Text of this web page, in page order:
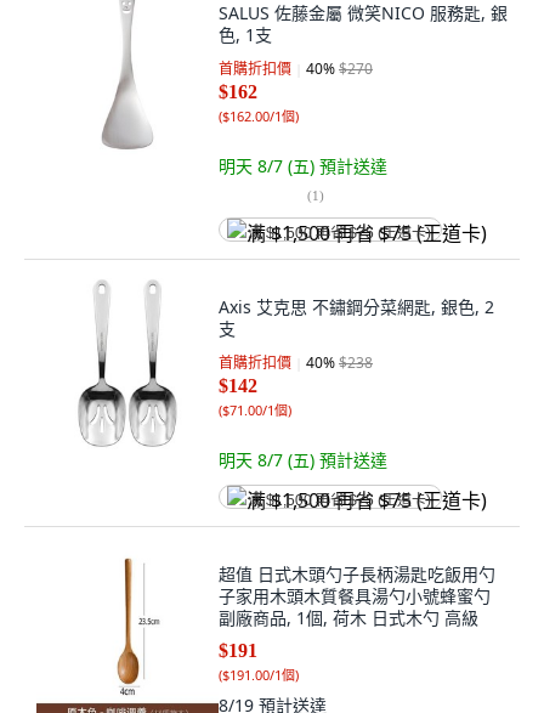
SALUS 佐藤金屬 微笑NICO 服務匙, 銀
色, 1支
首購折扣價 40%$270
$162
($162.00/1個)
明天 8/7 (五) 預計送達
(1)
满 $1,500 再省 $75 (王道卡)
Axis 艾克思 不鏽鋼分菜網匙, 銀色, 2
支
首購折扣價 40%$238
$142
($71.00/1個)
明天 8/7 (五) 預計送達
满 $1,500 再省 $75 (王道卡)
超值 日式木頭勺子長柄湯匙吃飯用勺
子家用木頭木質餐具湯勺小號蜂蜜勺
副廠商品, 1個, 荷木 日式木勺 高級
$191
($191.00/1個)
8/19 預計送達